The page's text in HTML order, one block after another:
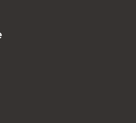
aktiv-hvidevareservice/
& Garderobe